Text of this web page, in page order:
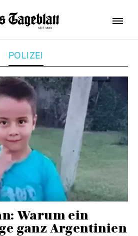
POLIZEI
Warum ein
ganz Argentinien